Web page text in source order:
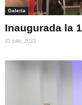
Galeria
Inaugurada la
21 julio, 2023